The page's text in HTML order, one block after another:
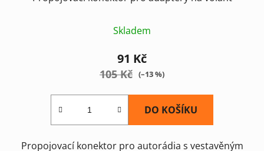
Skladem
91 Kč
105 Kč (–13 %)
DO KOŠÍKU
Propojovací konektor pro autorádia s vestavěným